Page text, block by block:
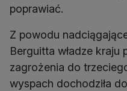
poprawiać.
Z powodu
Berguitta władze kraju
zagrożenia do
wyspach dochodziła